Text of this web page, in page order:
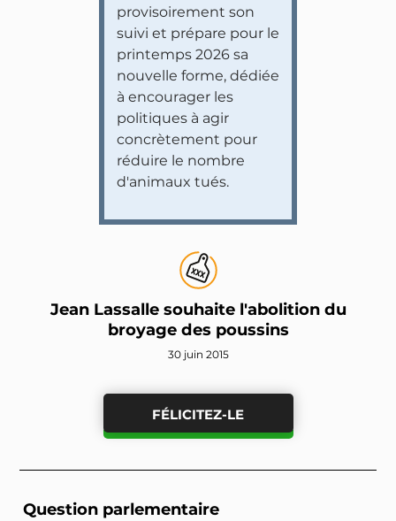
provisoirement son
suivi et prépare pour le
printemps 2026 sa
nouvelle forme, dédiée
à encourager les
politiques à agir
concrètement pour
réduire le nombre
d'animaux tués.
Jean Lassalle souhaite l'abolition du
broyage des poussins
30 juin 2015
FÉLICITEZ-LE
Question parlementaire